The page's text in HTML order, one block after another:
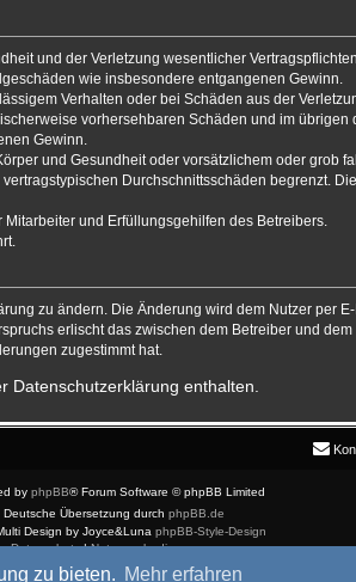
zu bieten. Mehr erfahren
und der Verletzung wesentlicher
wie insbesondere entgangenen Gewinn.
Verhalten oder bei Schäden aus der
vorhersehbaren Schäden und im
Gewinn.
und Gesundheit oder vorsätzlichem oder grob
Durchschnittsschäden begrenzt.
und Erfüllungsgehilfen des Betreibers.
zu ändern. Die Änderung wird dem Nutzer per
erlischt das zwischen dem Betreiber und
zugestimmt hat.
Datenschutzerklärung enthalten.
by phpBB® Forum Software © phpBB Limited
Deutsche Übersetzung durch phpBB.de
Design by Joyce&Luna phpBB-Style-Design
Datenschutz|Nutzungsbedingungen